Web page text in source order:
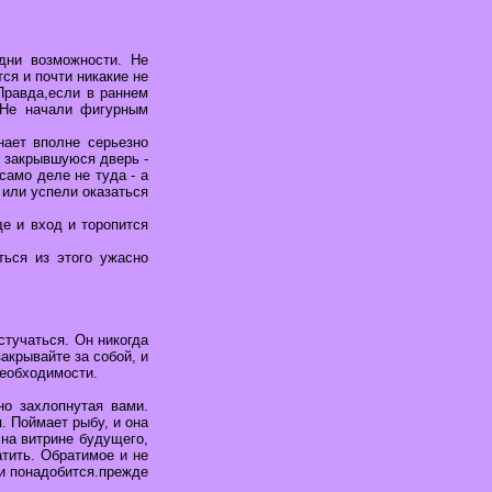
возможности. Не
и почти никакие не
в раннем
начали фигурным
вполне серьезно
закрывшуюся дверь -
деле не туда - а
успели оказаться
и вход и торопится
из этого ужасно
Он никогда
за собой, и
захлопнутая вами.
Поймает рыбу, и она
витрине будущего,
Обратимое и не
понадобится.прежде